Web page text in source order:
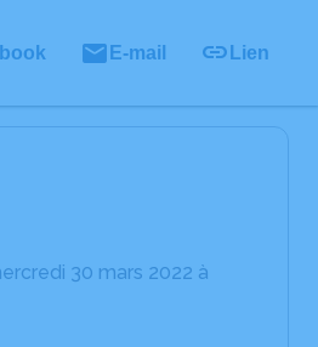
E-mail Lien
30 mars 2022 à